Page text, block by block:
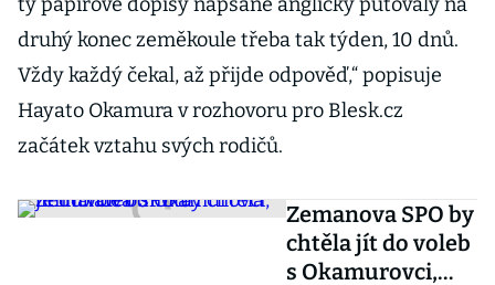
druhý konec zeměkoule třeba tak týden, 10 dnů.
Vždy každý čekal, až přijde odpověď,“ popisuje
Hayato Okamura v rozhovoru pro Blesk.cz
začátek vztahu svých rodičů.
Zemanova SPO by
chtěla jít do voleb
s Okamurovci,